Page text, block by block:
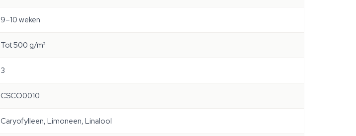
9–10 weken
Tot 500 g/m²
3
CSCO0010
Caryofylleen, Limoneen, Linalool